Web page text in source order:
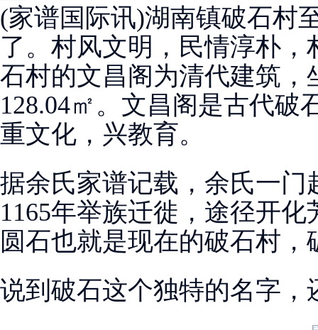
(家谱国际讯)湖南镇破石村
了。村风文明，民情淳朴
石村的文昌阁为清代建筑
128.04㎡。文昌阁是古代破
重文化，兴教育。
据余氏家谱记载，余氏一
1165年举族迁徙，途径开
圆石也就是现在的破石村
说到破石这个独特的名字，